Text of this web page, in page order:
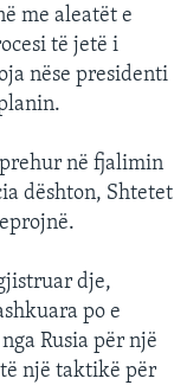
me aleatët e
të jetë i
nëse presidenti
në fjalimin
dështon, Shtetet
dje,
po e
Rusia për një
një taktikë për